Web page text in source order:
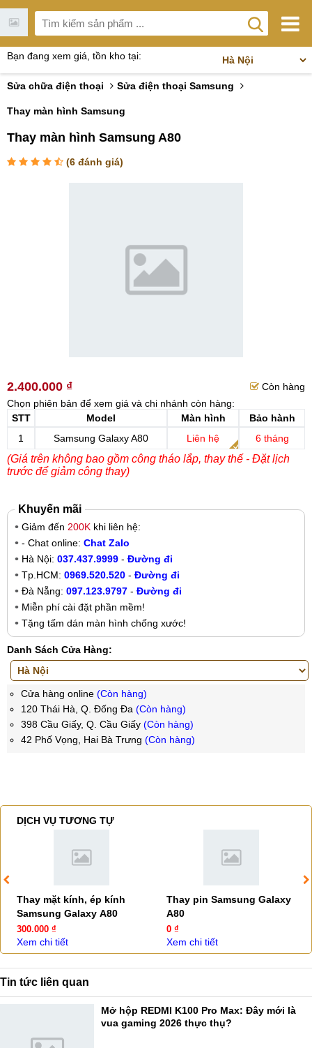
Bạn đang xem giá, tồn kho tại:
Sửa chữa điện thoại Sửa điện thoại Samsung
Thay màn hình Samsung
Thay màn hình Samsung A80
(6 đánh giá)
2.400.000 ₫
Còn hàng
Chọn phiên bản để xem giá và chi nhánh còn hàng:
STT
Model Màn hình
Bảo hành
1
Samsung Galaxy A80 Liên hệ 6 tháng
(Giá trên không bao gồm công tháo lắp, thay thế - Đặt lịch
trước để giảm công thay)
Khuyến mãi
Giảm đến 200K khi liên hệ:
- Chat online: Chat Zalo
Hà Nội: 037.437.9999 - Đường đi
Tp.HCM: 0969.520.520 - Đường đi
Đà Nẵng: 097.123.9797 - Đường đi
Miễn phí cài đặt phần mềm!
Tặng tấm dán màn hình chống xước!
Danh Sách Cửa Hàng:
Cửa hàng online (Còn hàng)
120 Thái Hà, Q. Đống Đa (Còn hàng)
398 Cầu Giấy, Q. Cầu Giấy (Còn hàng)
42 Phố Vọng, Hai Bà Trưng (Còn hàng)
DỊCH VỤ TƯƠNG TỰ
Thay mặt kính, ép kính
Samsung Galaxy A80
300.000 ₫
Xem chi tiết
Thay pin Samsung Galaxy
A80
0 ₫
Xem chi tiết
Tin tức liên quan
Mở hộp REDMI K100 Pro Max: Đây mới là
vua gaming 2026 thực thụ?